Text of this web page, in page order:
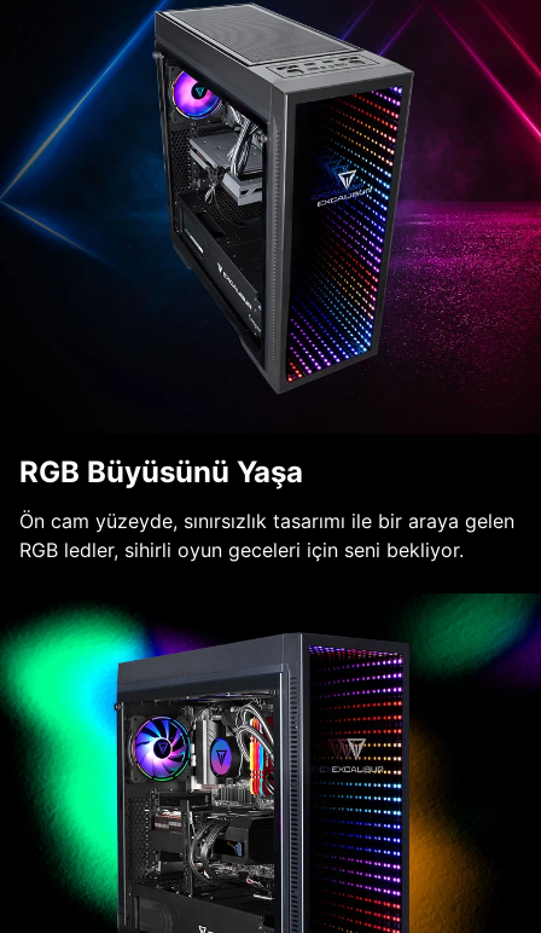
RGB Büyüsünü Yaşa
Ön cam yüzeyde, sınırsızlık tasarımı ile bir araya gelen
RGB ledler, sihirli oyun geceleri için seni bekliyor.